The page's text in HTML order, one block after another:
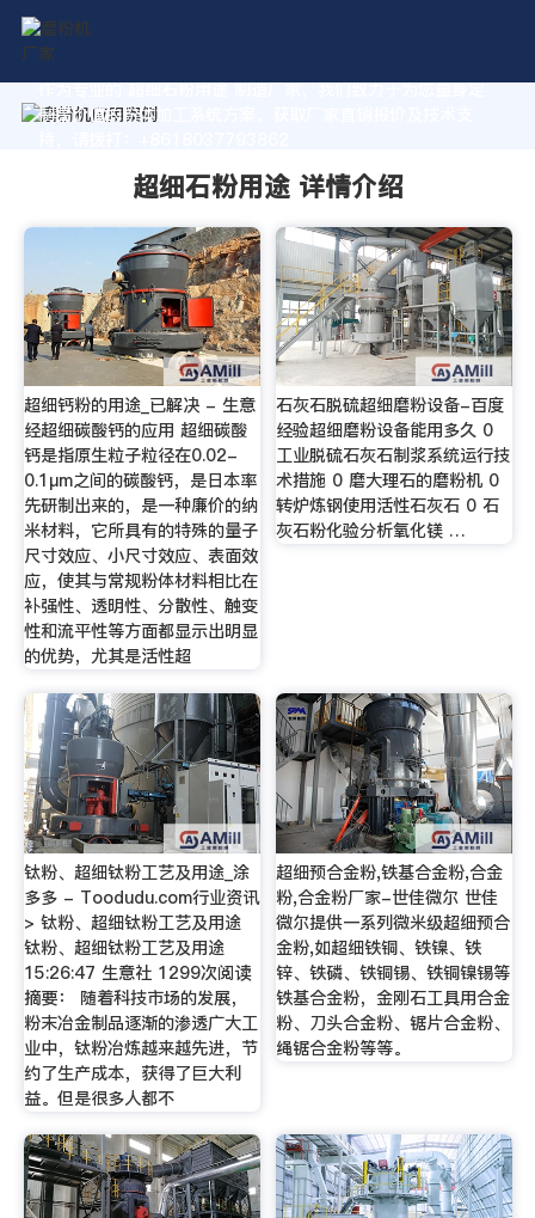
作为专业的 超细石粉用途 制造厂家，我们致力于为您量身定
制高价值的粉体加工系统方案。获取厂家直销报价及技术支
超细石粉用途 详情介绍
超细钙粉的用途_已解决 - 生意
经超细碳酸钙的应用 超细碳酸
钙是指原生粒子粒径在0.02-
0.1μm之间的碳酸钙，是日本率
先研制出来的，是一种廉价的纳
米材料，它所具有的特殊的量子
尺寸效应、小尺寸效应、表面效
应，使其与常规粉体材料相比在
补强性、透明性、分散性、触变
性和流平性等方面都显示出明显
的优势，尤其是活性超
石灰石脱硫超细磨粉设备-百度
经验超细磨粉设备能用多久 0
工业脱硫石灰石制浆系统运行技
术措施 0 磨大理石的磨粉机 0
转炉炼钢使用活性石灰石 0 石
灰石粉化验分析氧化镁 …
钛粉、超细钛粉工艺及用途_涂
多多 - Toodudu.com行业资讯
> 钛粉、超细钛粉工艺及用途
钛粉、超细钛粉工艺及用途
15:26:47 生意社 1299次阅读
摘要： 随着科技市场的发展，
粉末冶金制品逐渐的渗透广大工
业中，钛粉冶炼越来越先进，节
约了生产成本，获得了巨大利
益。但是很多人都不
超细预合金粉,铁基合金粉,合金
粉,合金粉厂家-世佳微尔 世佳
微尔提供一系列微米级超细预合
金粉,如超细铁铜、铁镍、铁
锌、铁磷、铁铜锡、铁铜镍锡等
铁基合金粉，金刚石工具用合金
粉、刀头合金粉、锯片合金粉、
绳锯合金粉等等。